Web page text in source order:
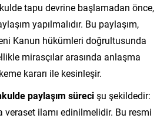
tapu devrine başlamadan önce,
yapılmalıdır. Bu paylaşım,
Kanun hükümleri doğrultusunda
mirasçılar arasında anlaşma
kararı ile kesinleşir.
paylaşım sürecişu şekildedir:
veraset ilamı edinilmelidir. Bu resmi